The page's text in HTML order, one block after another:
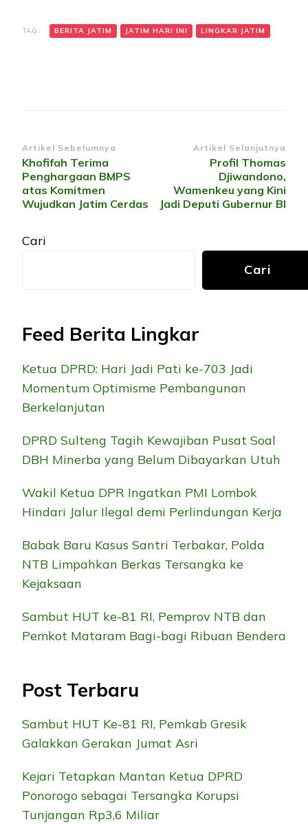
TAG: BERITA JATIM JATIM HARI INI LINGKAR JATIM
Navigasi
Artikel
Artikel Sebelumnya
Khofifah Terima
Penghargaan BMPS
atas Komitmen
Wujudkan Jatim Cerdas
Artikel Selanjutnya
Profil Thomas
Djiwandono,
Wamenkeu yang Kini
Jadi Deputi Gubernur BI
Cari
Cari
Feed Berita Lingkar
Ketua DPRD: Hari Jadi Pati ke-703 Jadi
Momentum Optimisme Pembangunan
Berkelanjutan
DPRD Sulteng Tagih Kewajiban Pusat Soal
DBH Minerba yang Belum Dibayarkan Utuh
Wakil Ketua DPR Ingatkan PMI Lombok
Hindari Jalur Ilegal demi Perlindungan Kerja
Babak Baru Kasus Santri Terbakar, Polda
NTB Limpahkan Berkas Tersangka ke
Kejaksaan
Sambut HUT ke-81 RI, Pemprov NTB dan
Pemkot Mataram Bagi-bagi Ribuan Bendera
Post Terbaru
Sambut HUT Ke-81 RI, Pemkab Gresik
Galakkan Gerakan Jumat Asri
Kejari Tetapkan Mantan Ketua DPRD
Ponorogo sebagai Tersangka Korupsi
Tunjangan Rp3,6 Miliar